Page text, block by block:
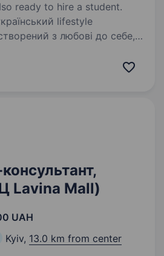
ready to hire a student.
lifestyle
з любові до себе,
цінності, надихаємо
Lavina Mall)
UAH
Kyiv, 13.0 km from center